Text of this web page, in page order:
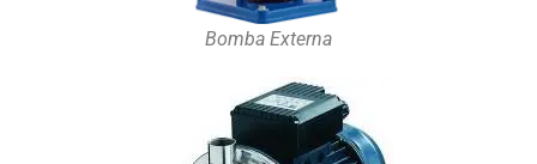
Bomba Externa